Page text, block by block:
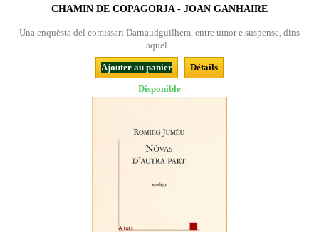
CHAMIN DE COPAGÒRJA - JOAN GANHAIRE
Una enquèsta del comissari Darnaudguilhem, entre umor e suspense, dins
aquel...
Ajouter au panier
Détails
Disponible